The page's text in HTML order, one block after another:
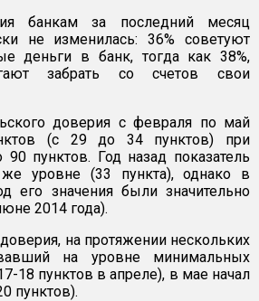
банкам за последний месяц
не изменилась: 36% советуют
деньги в банк, тогда как 38%,
забрать со счетов свои
доверия с февраля по май
(с 29 до 34 пунктов) при
пунктов. Год назад показатель
уровне (33 пункта), однако в
его значения были значительно
2014 года).
на протяжении нескольких
на уровне минимальных
18 пунктов в апреле), в мае начал
пунктов).